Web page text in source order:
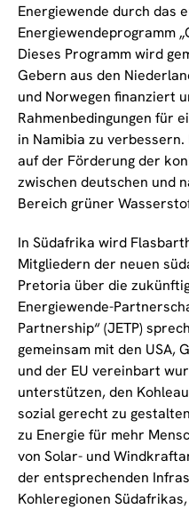
Energiewende durch das
Energiewendeprogramm
Dieses Programm wird
Gebern aus den
und Norwegen finanziert
Rahmenbedingungen für
in Namibia zu
auf der Förderung der
zwischen deutschen und
Bereich grüner
In Südafrika wird
Mitgliedern der neuen
Pretoria über die
Energiewende-
Partnership“ (JETP)
gemeinsam mit den USA,
und der EU vereinbart
unterstützen, den
sozial gerecht zu
zu Energie für mehr
von Solar- und
der entsprechenden
Kohleregionen